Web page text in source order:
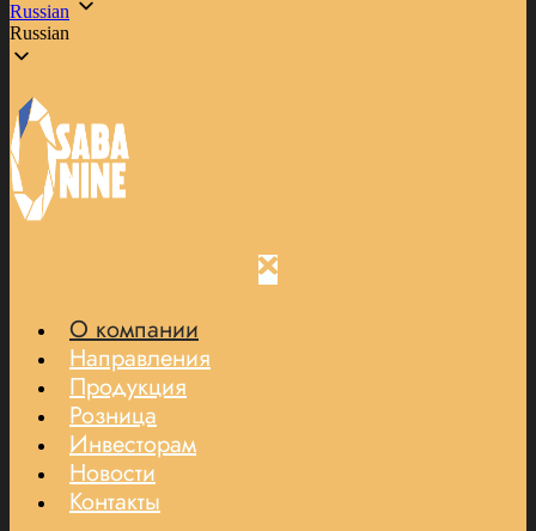
Russian
Russian
О компании
Направления
Продукция
Розница
Инвесторам
Новости
Контакты